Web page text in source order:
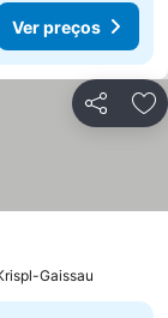
Ver preços
Partilhar
Gaissau